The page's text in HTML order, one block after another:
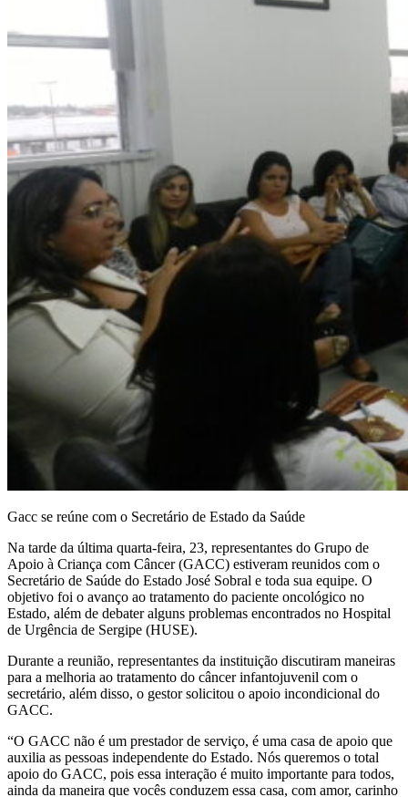
Gacc se reúne com o Secretário de Estado da Saúde
Na tarde da última quarta-feira, 23, representantes do Grupo de
Apoio à Criança com Câncer (GACC) estiveram reunidos com o
Secretário de Saúde do Estado José Sobral e toda sua equipe. O
objetivo foi o avanço ao tratamento do paciente oncológico no
Estado, além de debater alguns problemas encontrados no Hospital
de Urgência de Sergipe (HUSE).
Durante a reunião, representantes da instituição discutiram maneiras
para a melhoria ao tratamento do câncer infantojuvenil com o
secretário, além disso, o gestor solicitou o apoio incondicional do
GACC.
“O GACC não é um prestador de serviço, é uma casa de apoio que
auxilia as pessoas independente do Estado. Nós queremos o total
apoio do GACC, pois essa interação é muito importante para todos,
ainda da maneira que vocês conduzem essa casa, com amor, carinho